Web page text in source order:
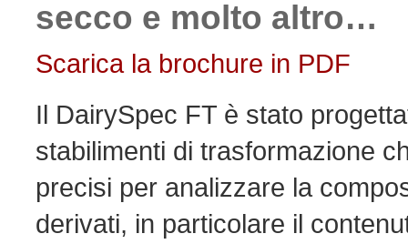
secco e molto altro…
Scarica la brochure in PDF
Il DairySpec FT è stato
stabilimenti di trasformazione
precisi per analizzare la
derivati, in particolare il